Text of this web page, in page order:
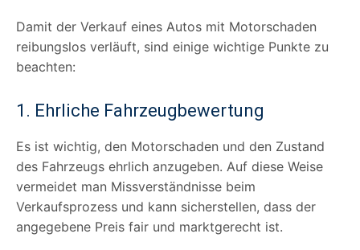
Damit der Verkauf eines Autos mit Motorschaden
reibungslos verläuft, sind einige wichtige Punkte zu
beachten:
1. Ehrliche Fahrzeugbewertung
Es ist wichtig, den Motorschaden und den Zustand
des Fahrzeugs ehrlich anzugeben. Auf diese Weise
vermeidet man Missverständnisse beim
Verkaufsprozess und kann sicherstellen, dass der
angegebene Preis fair und marktgerecht ist.